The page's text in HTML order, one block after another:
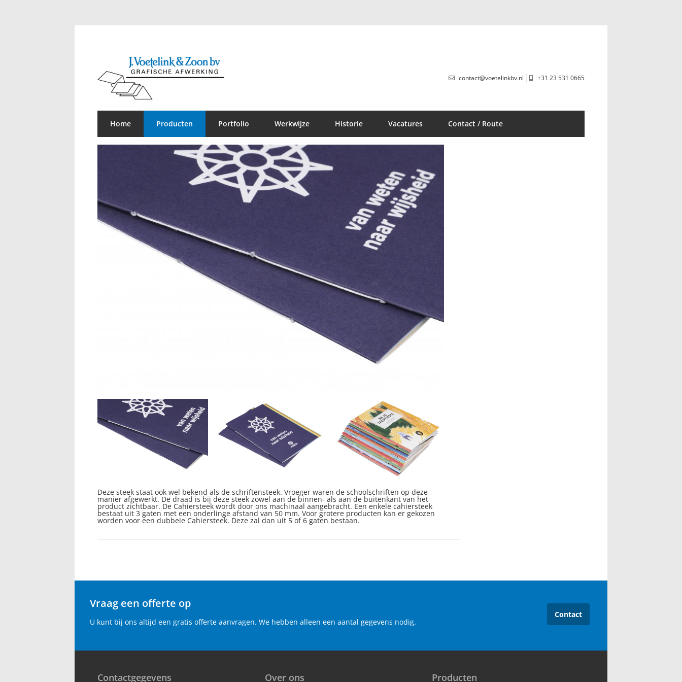
contact@voetelinkbv.nl +31 23 531 0665
Home Producten Portfolio Werkwijze Historie Vacatures Contact / Route
Deze steek staat ook wel bekend als de schriftensteek. Vroeger waren de schoolschriften op deze
manier afgewerkt. De draad is bij deze steek zowel aan de binnen- als aan de buitenkant van het
product zichtbaar. De Cahiersteek wordt door ons machinaal aangebracht. Een enkele cahiersteek
bestaat uit 3 gaten met een onderlinge afstand van 50 mm. Voor grotere producten kan er gekozen
worden voor een dubbele Cahiersteek. Deze zal dan uit 5 of 6 gaten bestaan.
Vraag een offerte op
U kunt bij ons altijd een gratis offerte aanvragen. We hebben alleen een aantal gegevens nodig.
Contact
Contactgegevens Over ons Producten